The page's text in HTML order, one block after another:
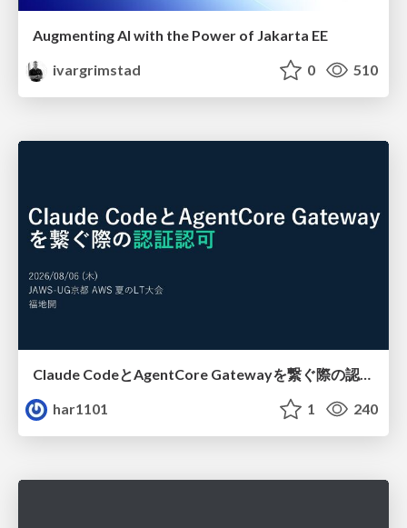
Augmenting AI with the Power of Jakarta EE
ivargrimstad
0 510
har1101
1 240